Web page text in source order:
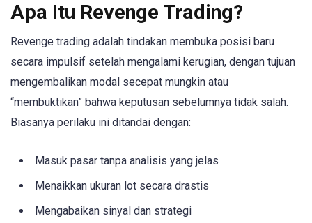
Apa Itu Revenge Trading?
Revenge trading adalah tindakan membuka posisi baru
secara impulsif setelah mengalami kerugian, dengan tujuan
mengembalikan modal secepat mungkin atau
“membuktikan” bahwa keputusan sebelumnya tidak salah.
Biasanya perilaku ini ditandai dengan:
Masuk pasar tanpa analisis yang jelas
Menaikkan ukuran lot secara drastis
Mengabaikan sinyal dan strategi